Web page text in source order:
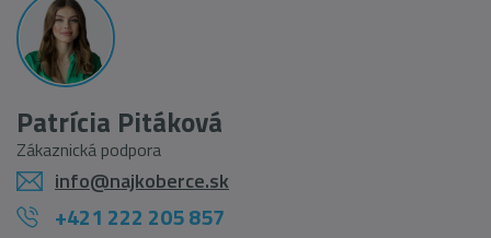
Patrícia Pitáková
Zákaznická podpora
info@najkoberce.sk
+421 222 205 857